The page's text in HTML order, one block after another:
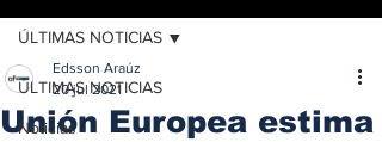
ÚLTIMAS NOTICIAS
Noticias
ÚLTIMAS NOTICIAS
Unión Europea estima
Edsson Araúz
20 jul 2021